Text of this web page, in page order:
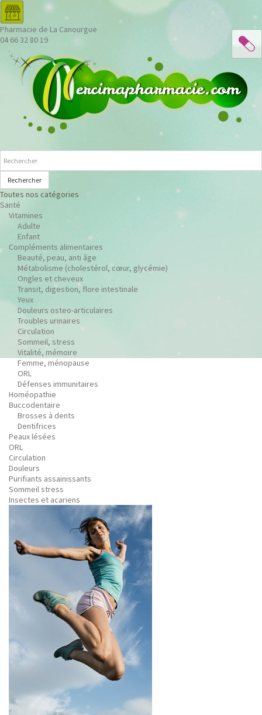
Pharmacie de La Canourgue
04 66 32 80 19
Rechercher
Toutes nos catégories
Santé
Vitamines
Adulte
Enfant
Compléments alimentaires
Beauté, peau, anti âge
Métabolisme (cholestérol, cœur, glycémie)
Ongles et cheveux
Transit, digestion, flore intestinale
Yeux
Douleurs osteo-articulaires
Troubles urinaires
Circulation
Sommeil, stress
Vitalité, mémoire
Femme, ménopause
ORL
Défenses immunitaires
Homéopathie
Buccodentaire
Brosses à dents
Dentifrices
Peaux lésées
ORL
Circulation
Douleurs
Purifiants assainissants
Sommeil stress
Insectes et acariens